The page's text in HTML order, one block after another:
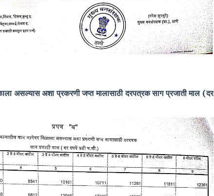
असल्यास अशा प्रकरणी जप्त मालासाठी दरपत्रक साग प्रजाती माल (दर